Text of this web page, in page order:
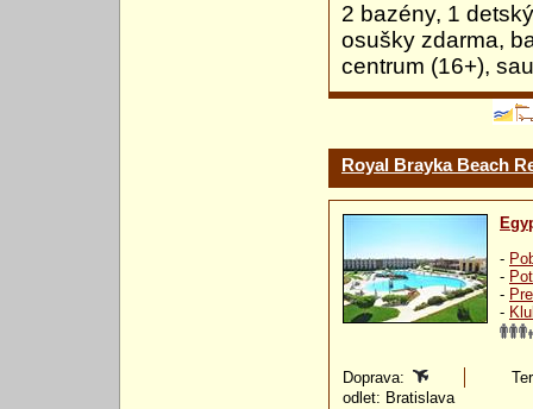
2 bazény, 1
osušky zdarma,
centrum (16+),
Royal Brayka Beach
-
-
-
-
Doprava:
odlet: Bratislava